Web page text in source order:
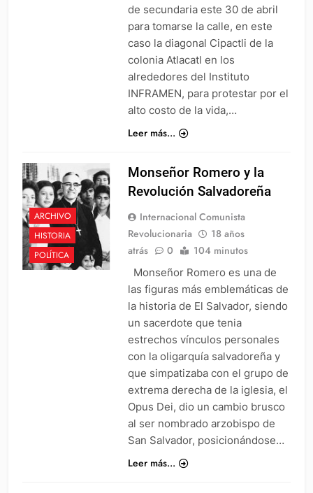
de secundaria este 30 de abril
para tomarse la calle, en este
caso la diagonal Cipactli de la
colonia Atlacatl en los
alrededores del Instituto
INFRAMEN, para protestar por el
alto costo de la vida,…
Leer más...
ARCHIVO
HISTORIA
POLÍTICA
Monseñor Romero y la
Revolución Salvadoreña
Internacional Comunista
Revolucionaria
18 años
atrás
0 104 minutos
Monseñor Romero es una de
las figuras más emblemáticas de
la historia de El Salvador, siendo
un sacerdote que tenia
estrechos vínculos personales
con la oligarquía salvadoreña y
que simpatizaba con el grupo de
extrema derecha de la iglesia, el
Opus Dei, dio un cambio brusco
al ser nombrado arzobispo de
San Salvador, posicionándose…
Leer más...